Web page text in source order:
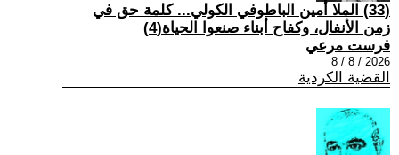
(33) الملا أمين الباطوفي الكولي... كلمة حق في
زمن الأنفال، وكفاح أبناء صنعوا الحياة(4)
فرست مرعي
2026 / 8 / 8
القضية الكردية